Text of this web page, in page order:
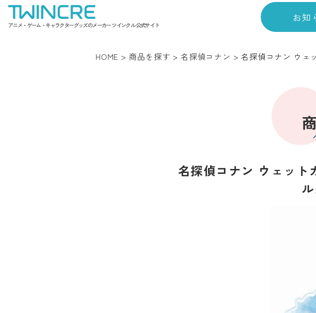
アニメ・ゲーム・キャラクターグッズのメーカー ツインクル 公式サイト
お知
HOME > 商品を探す >名探偵コナン >名探偵コナン ウェ
名探偵コナン ウェット